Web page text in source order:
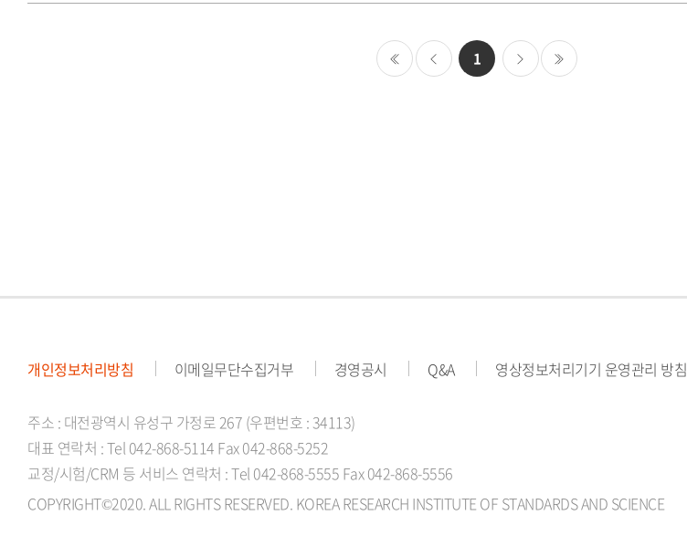
일
1
개인정보처리방침 이메일무단수집거부 경영공시 Q&A 영상정보처리기기 운영관리 방침
주소 : 대전광역시 유성구 가정로 267 (우편번호 : 34113)
대표 연락처 : Tel 042-868-5114 Fax 042-868-5252
교정/시험/CRM 등 서비스 연락처 : Tel 042-868-5555 Fax 042-868-5556
COPYRIGHT©2020. ALL RIGHTS RESERVED. KOREA RESEARCH INSTITUTE OF STANDARDS AND SCIENCE